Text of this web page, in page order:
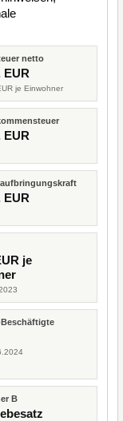
netto
EUR
je Einwohner
EUR
EUR
je
B